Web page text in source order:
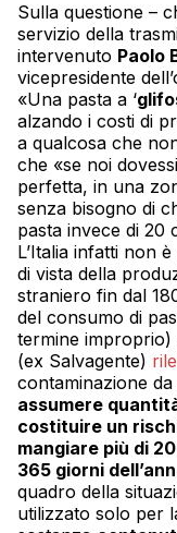
Sulla questione –
servizio della
intervenuto Paolo
vicepresidente
«Una pasta a ‘
alzando i costi di
a qualcosa che
che «se noi
perfetta, in una
senza bisogno di
pasta invece di 20
L’Italia infatti non
di vista della
straniero fin dal
del consumo di
termine improprio)
(ex Salvagente)
contaminazione
assumere
costituire un
mangiare più di
365 giorni
quadro della
utilizzato solo per